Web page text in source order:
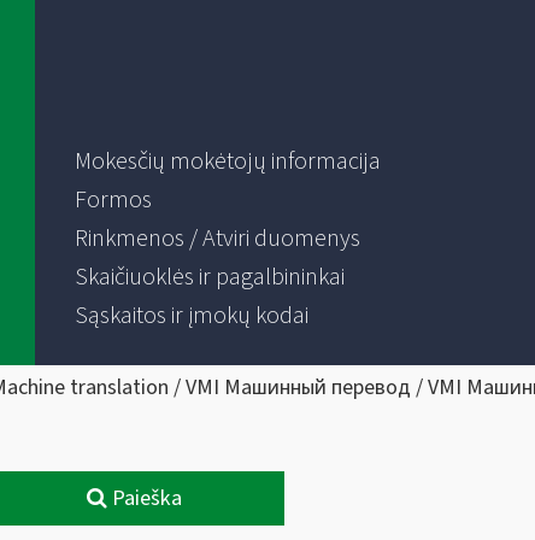
Mokesčių mokėtojų informacija
Formos
Rinkmenos / Atviri duomenys
Skaičiuoklės ir pagalbininkai
Sąskaitos ir įmokų kodai
translation / VMI Машинный перевод / VMI
Paieška